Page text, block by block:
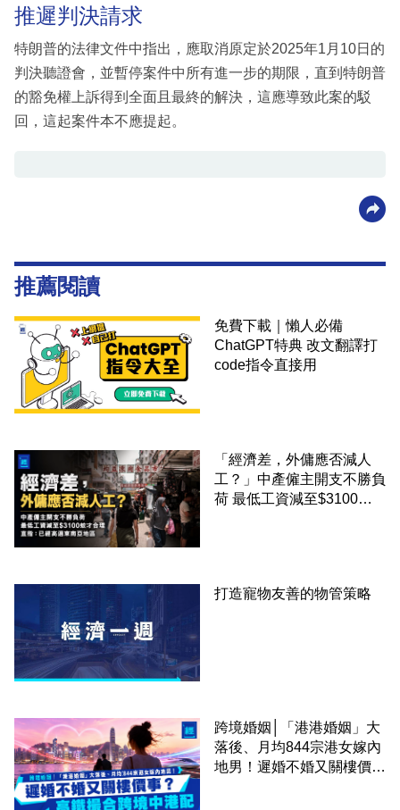
推遲判決請求
特朗普的法律文件中指出，應取消原定於2025年1月10日的
判決聽證會，並暫停案件中所有進一步的期限，直到特朗普
的豁免權上訴得到全面且最終的解決，這應導致此案的駁
回，這起案件本不應提起。
推薦閱讀
免費下載｜懶人必備
ChatGPT特典 改文翻譯打
code指令直接用
「經濟差，外傭應否減人
工？」中產僱主開支不勝負
荷 最低工資減至$3100蚊
打造寵物友善的物管策略
跨境婚姻│「港港婚姻」大
落後、月均844宗港女嫁內
地男！遲婚不婚又關樓價